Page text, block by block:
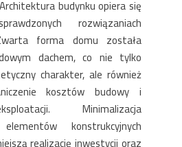
budynku opiera się
rozwiązaniach
forma domu została
dachem, co nie tylko
charakter, ale również
kosztów budowy i
Minimalizacja
konstrukcyjnych